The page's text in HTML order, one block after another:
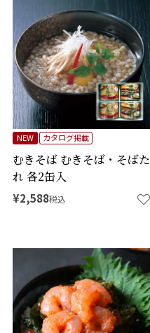
むきそば むきそば・そばた
れ 各2缶入
NEW カタログ掲載
¥2,588税込